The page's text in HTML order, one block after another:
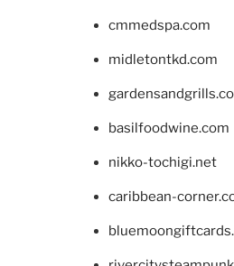
cmmedspa.com
midletontkd.com
basilfoodwine.com
nikko-tochigi.net
caribbean-